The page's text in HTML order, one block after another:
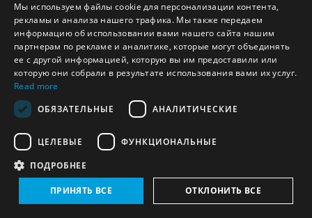
Экспортный контроль (2)
Египет (1)
Экспортный контроль
и Северной Ирландии (1)
Экспортный контроль (1)
ARABIC
PERSIAN
FRENCH
Мы используем файлы cookie для персонализации контента,
рекламы и анализа нашего трафика. Мы также передаем
информацию об использовании вами нашего сайта нашим
партнерам по рекламе и аналитике, которые могут объединять
ее с другой информацией, которую вы им предоставили или
которую они собрали в результате использования вами их услуг.
Read more
ОБЯЗАТЕЛЬНЫЕ
АНАЛИТИЧЕСКИЕ
ЦЕЛЕВЫЕ ФУНКЦИОНАЛЬНЫЕ
ПОДРОБНЕЕ
ПРИНЯТЬ ВСЕ ОТКЛОНИТЬ ВСЕ